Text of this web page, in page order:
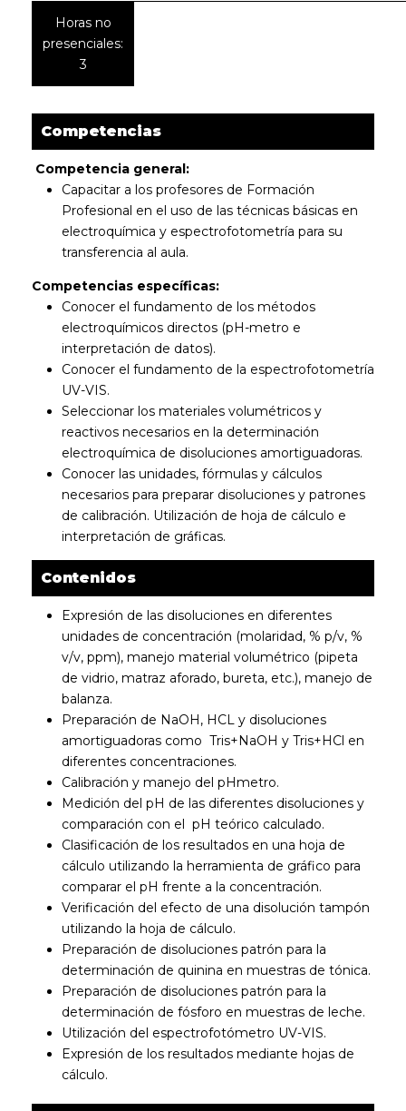
Horas no
presenciales:
3
Competencias
Competencia general:
Capacitar a los profesores de Formación
Profesional en el uso de las técnicas básicas en
electroquímica y espectrofotometría para su
transferencia al aula.
Competencias específicas:
Conocer el fundamento de los métodos
electroquímicos directos (pH-metro e
interpretación de datos).
Conocer el fundamento de la espectrofotometría
UV-VIS.
Seleccionar los materiales volumétricos y
reactivos necesarios en la determinación
electroquímica de disoluciones amortiguadoras.
Conocer las unidades, fórmulas y cálculos
necesarios para preparar disoluciones y patrones
de calibración. Utilización de hoja de cálculo e
interpretación de gráficas.
Contenidos
Expresión de las disoluciones en diferentes
unidades de concentración (molaridad, % p/v, %
v/v, ppm), manejo material volumétrico (pipeta
de vidrio, matraz aforado, bureta, etc.), manejo de
balanza.
Preparación de NaOH, HCL y disoluciones
amortiguadoras como Tris+NaOH y Tris+HCl en
diferentes concentraciones.
Calibración y manejo del pHmetro.
Medición del pH de las diferentes disoluciones y
comparación con el pH teórico calculado.
Clasificación de los resultados en una hoja de
cálculo utilizando la herramienta de gráfico para
comparar el pH frente a la concentración.
Verificación del efecto de una disolución tampón
utilizando la hoja de cálculo.
Preparación de disoluciones patrón para la
determinación de quinina en muestras de tónica.
Preparación de disoluciones patrón para la
determinación de fósforo en muestras de leche.
Utilización del espectrofotómetro UV-VIS.
Expresión de los resultados mediante hojas de
cálculo.